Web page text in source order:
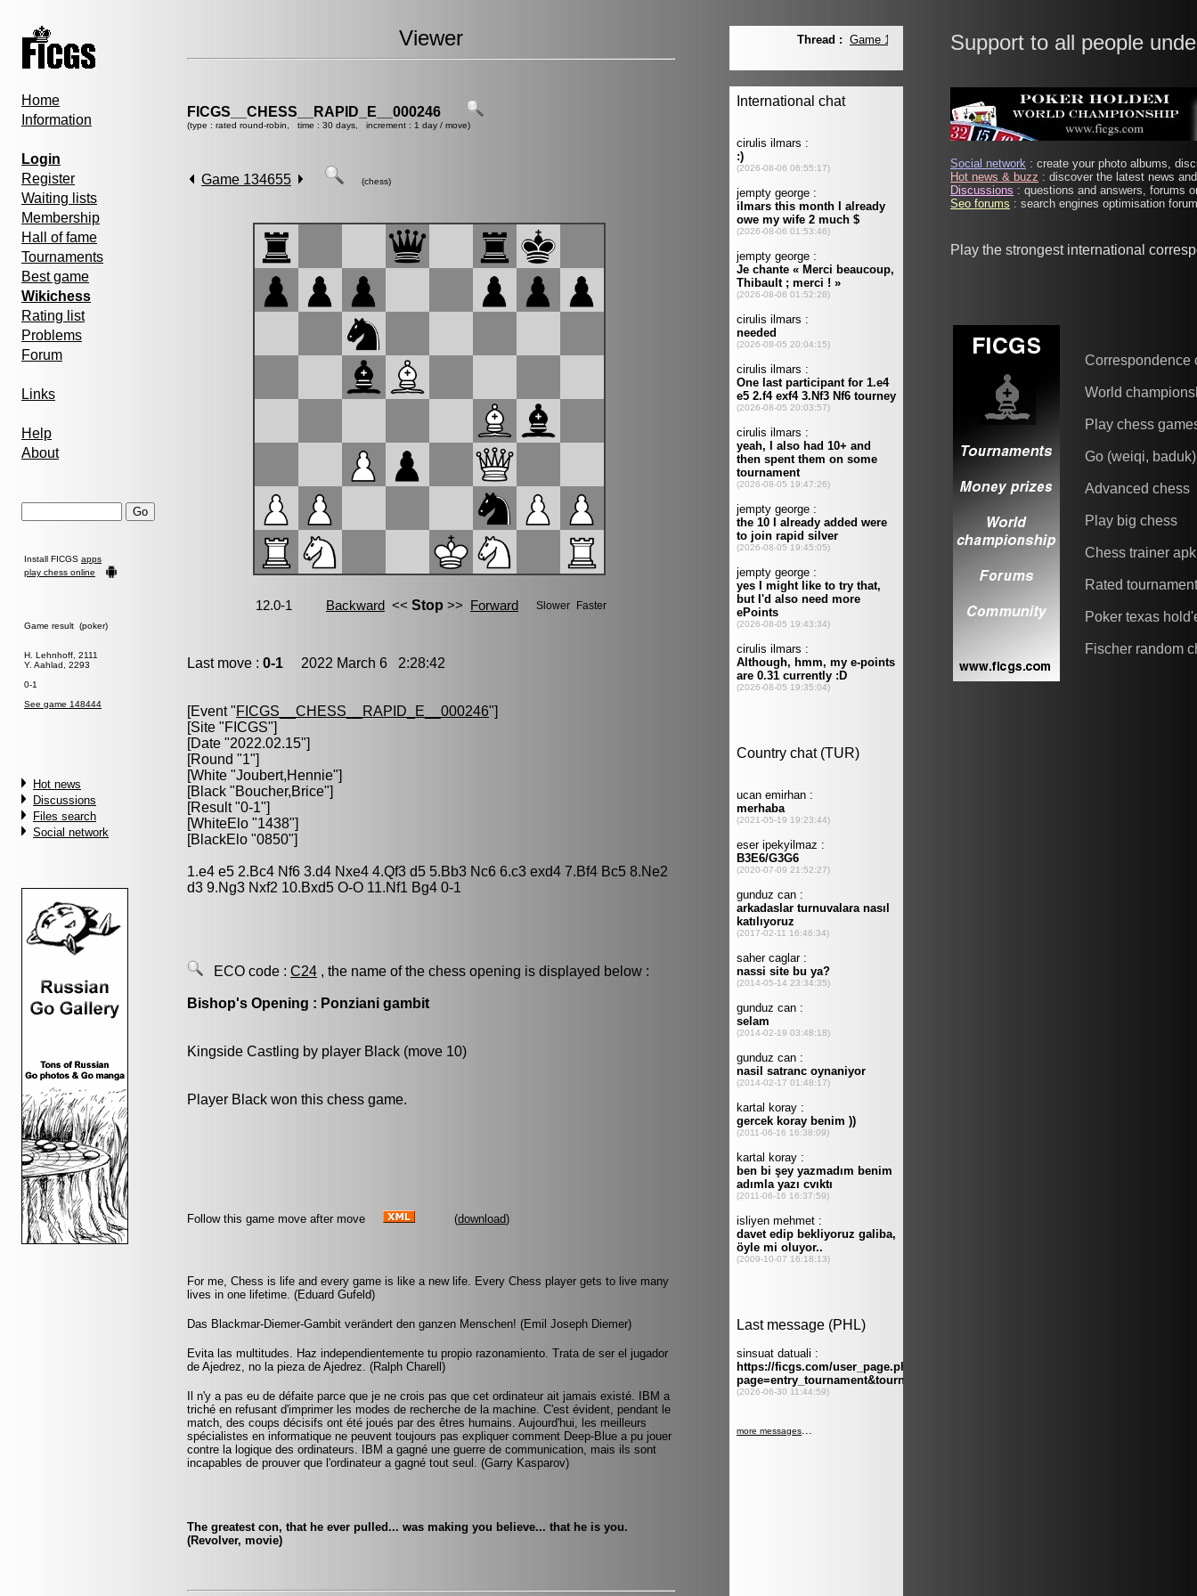
Home
Information
Login
Register
Waiting lists
Membership
Hall of fame
Tournaments
Best game
Wikichess
Rating list
Problems
Forum
Links
Help
About
Install FICGS apps
play chess online
Game result (poker)
H. Lehnhoff, 2111
Y. Aahlad, 2293
0-1
See game 148444
Hot news
Discussions
Files search
Social network
Viewer
FICGS__CHESS__RAPID_E__000246
(type : rated round-robin, time : 30 days, increment : 1 day / move)
Game 134655 (chess)
Last move : 0-1 2022 March 6 2:28:42
[Event "FICGS__CHESS__RAPID_E__000246"]
[Site "FICGS"]
[Date "2022.02.15"]
[Round "1"]
[White "Joubert,Hennie"]
[Black "Boucher,Brice"]
[Result "0-1"]
[WhiteElo "1438"]
[BlackElo "0850"]
1.e4 e5 2.Bc4 Nf6 3.d4 Nxe4 4.Qf3 d5 5.Bb3 Nc6 6.c3 exd4 7.Bf4 Bc5 8.Ne2
d3 9.Ng3 Nxf2 10.Bxd5 O-O 11.Nf1 Bg4 0-1
ECO code : C24 , the name of the chess opening is displayed below :
Bishop's Opening : Ponziani gambit
Kingside Castling by player Black (move 10)
Player Black won this chess game.
Follow this game move after move (download)
For me, Chess is life and every game is like a new life. Every Chess player gets to live many
lives in one lifetime. (Eduard Gufeld)
Das Blackmar-Diemer-Gambit verändert den ganzen Menschen! (Emil Joseph Diemer)
Evita las multitudes. Haz independientemente tu propio razonamiento. Trata de ser el jugador
de Ajedrez, no la pieza de Ajedrez. (Ralph Charell)
Il n'y a pas eu de défaite parce que je ne crois pas que cet ordinateur ait jamais existé. IBM a
triché en refusant d'imprimer les modes de recherche de la machine. C'est évident, pendant le
match, des coups décisifs ont été joués par des êtres humains. Aujourd'hui, les meilleurs
spécialistes en informatique ne peuvent toujours pas expliquer comment Deep-Blue a pu jouer
contre la logique des ordinateurs. IBM a gagné une guerre de communication, mais ils sont
incapables de prouver que l'ordinateur a gagné tout seul. (Garry Kasparov)
The greatest con, that he ever pulled... was making you believe... that he is you.
(Revolver, movie)
Support to all people
Social network : create your photo albums,
Hot news & buzz : discover the latest news
Discussions : questions and answers, forums
Seo forums : search engines optimisation
Play the strongest international
Correspondence
World
Play chess
Go (weiqi, baduk)
Advanced chess
Play big chess
Chess trainer apk
Rated
Poker texas
Fischer random